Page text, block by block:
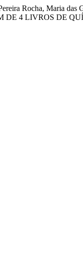
Rocha, Maria
DE 4 LIVROS DE